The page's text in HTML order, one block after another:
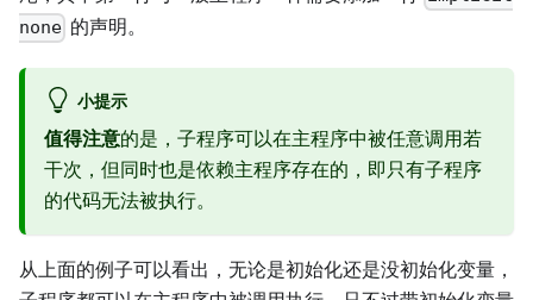
none 的声明。
小提示
值得注意的是，子程序可以在主程序中被任意调用若
干次，但同时也是依赖主程序存在的，即只有子程序
的代码无法被执行。
从上面的例子可以看出，无论是初始化还是没初始化变量，